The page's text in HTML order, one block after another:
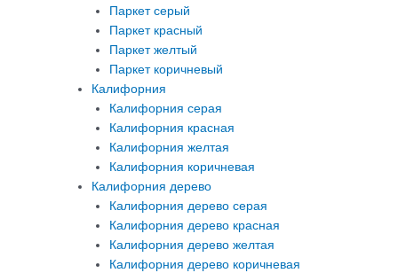
Паркет серый
Паркет красный
Паркет желтый
Паркет коричневый
Калифорния
Калифорния серая
Калифорния красная
Калифорния желтая
Калифорния коричневая
Калифорния дерево
Калифорния дерево серая
Калифорния дерево красная
Калифорния дерево желтая
Калифорния дерево коричневая